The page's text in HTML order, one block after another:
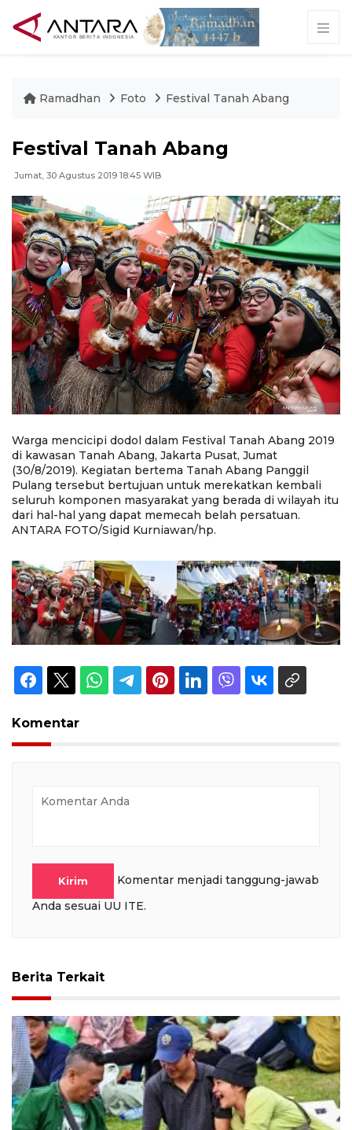
Ramadhan Foto Festival Tanah Abang
Festival Tanah Abang
Jumat, 30 Agustus 2019 18:45 WIB
Warga mencicipi dodol dalam Festival Tanah Abang 2019
di kawasan Tanah Abang, Jakarta Pusat, Jumat
(30/8/2019). Kegiatan bertema Tanah Abang Panggil
Pulang tersebut bertujuan untuk merekatkan kembali
seluruh komponen masyarakat yang berada di wilayah itu
dari hal-hal yang dapat memecah belah persatuan.
ANTARA FOTO/Sigid Kurniawan/hp.
Komentar
Kirim
Komentar menjadi tanggung-jawab
Anda sesuai UU ITE.
Berita Terkait